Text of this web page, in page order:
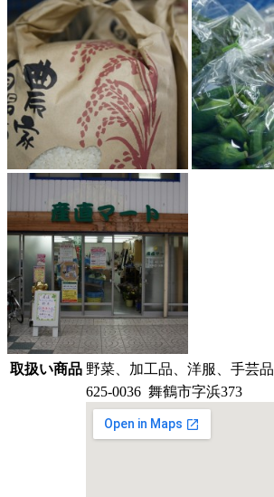
取扱い商品 野菜、加工品、洋服、手芸品
625-0036 舞鶴市字浜373